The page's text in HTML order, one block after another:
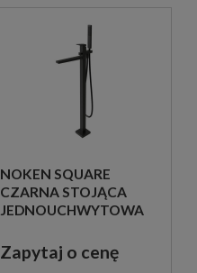
NOKEN SQUARE
CZARNA STOJĄCA
JEDNOUCHWYTOWA
100281893
Zapytaj o cenę